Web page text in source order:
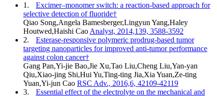
1.
Excimer–monomer switch: a reaction-based approach for
selective detection of fluoride†
Qiao Song,Angela Bamesberger,Lingyun Yang,Haley
Houtwed,Haishi Cao Analyst, 2014,139, 3588-3592
2.
Esterase-responsive polymeric prodrug-based tumor
targeting nanoparticles for improved anti-tumor performance
against colon cancer†
Gang Pan,Yi-jie Bao,Jie Xu,Tao Liu,Cheng Liu,Yan-yan
Qiu,Xiao-jing Shi,Hui Yu,Ting-ting Jia,Xia Yuan,Ze-ting
Yuan,Yi-jun Cao RSC Adv., 2016,6, 42109-42119
3.
Essential effect of the electrolyte on the mechanical and